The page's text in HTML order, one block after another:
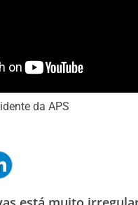
da APS